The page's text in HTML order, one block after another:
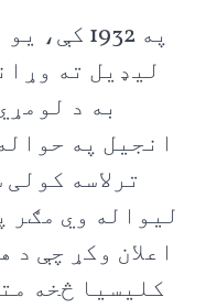
په 1932
لیډیل ته
به د
انجیل په
ترلاسه
لیواله وي مګر
اعلان وکړ چې
کلیسیا څخه